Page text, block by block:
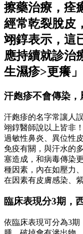
擦藥治療，痊
經常乾裂脫皮
翊錞表示，這
應持續就診治
生濕疹>更癢
汗皰疹不會傳染
汗皰疹的名字常讓人
翊錞醫師說以上皆非
過敏性鼻炎、異位性
免疫有關，與汗水的
塞造成，和病毒傳染
種因素，內在如壓力
在因素有皮膚感染、
臨床表現分3期，
依臨床表現可分為3期